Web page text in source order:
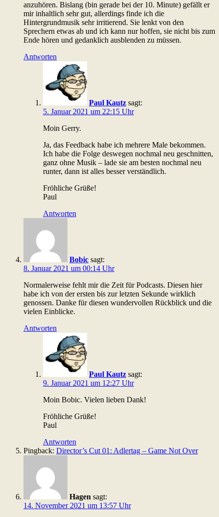
anzuhören. Bislang (bin gerade bei der 10. Minute) gefällt er
mir inhaltlich sehr gut, allerdings finde ich die
Hintergrundmusik sehr irritierend. Sie lenkt von den
Sprechern etwas ab und ich kann nur hoffen, sie nicht bis zum
Ende hören und gedanklich ausblenden zu müssen.
Antworten
Paul Kautz sagt:
5. Januar 2021 um 22:15 Uhr
Moin Gerry.
Ja, das Feedback habe ich mehrere Male bekommen.
Ich habe die Folge deswegen nochmal neu geschnitten,
ganz ohne Musik – lade sie am besten nochmal neu
runter, dann ist alles besser verständlich.
Fröhliche Grüße!
Paul
Antworten
Bobic sagt:
8. Januar 2021 um 00:14 Uhr
Normalerweise fehlt mir die Zeit für Podcasts. Diesen hier
habe ich von der ersten bis zur letzten Sekunde wirklich
genossen. Danke für diesen wundervollen Rückblick und die
vielen Einblicke.
Antworten
Paul Kautz sagt:
9. Januar 2021 um 12:27 Uhr
Moin Bobic. Vielen lieben Dank!
Fröhliche Grüße!
Paul
Antworten
Pingback: Director’s Cut 01: Adlertag – Game Not Over
Hagen sagt:
14. November 2021 um 13:57 Uhr